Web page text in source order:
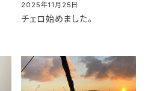
チェロ始めました。
投稿日
2025年11月25日